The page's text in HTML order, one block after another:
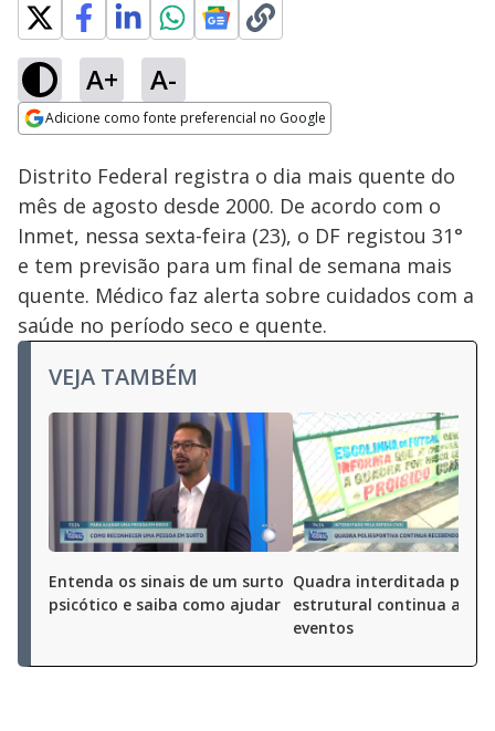
A+ A-
Adicione como fonte preferencial no Google
Ativar
Loaded
22.84%
Distrito Federal registra o dia mais quente do
mês de agosto desde 2000. De acordo com o
Inmet, nessa sexta-feira (23), o DF registou 31°
e tem previsão para um final de semana mais
quente. Médico faz alerta sobre cuidados com a
saúde no período seco e quente.
VEJA TAMBÉM
Entenda os sinais de um surto
psicótico e saiba como ajudar
Quadra interditada por
estrutural continua a
eventos